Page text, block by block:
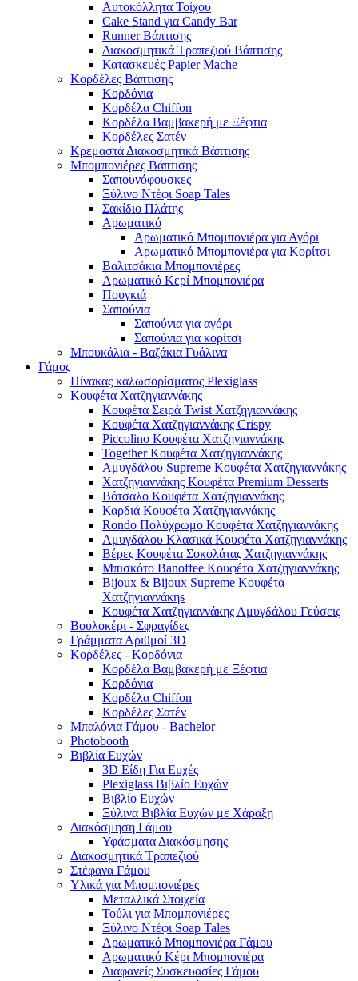
Αυτοκόλλητα Τοίχου
Cake Stand για Candy Bar
Runner Βάπτισης
Διακοσμητικά Τραπεζιού Βάπτισης
Κατασκευές Papier Mache
Κορδέλες Βάπτισης
Κορδόνια
Κορδέλα Chiffon
Κορδέλα Βαμβακερή με Ξέφτια
Κορδέλες Σατέν
Κρεμαστά Διακοσμητικά Βάπτισης
Μπομπονιέρες Βάπτισης
Σαπουνόφουσκες
Ξύλινο Ντέφι Soap Tales
Σακίδιο Πλάτης
Αρωματικό
Αρωματικό Μπομπονιέρα για Αγόρι
Αρωματικό Μπομπονιέρα για Κορίτσι
Βαλιτσάκια Μπομπονιέρες
Αρωματικό Κερί Μπομπονιέρα
Πουγκιά
Σαπούνια
Σαπούνια για αγόρι
Σαπούνια για κορίτσι
Μπουκάλια - Βαζάκια Γυάλινα
Γάμος
Πίνακας καλωσορίσματος Plexiglass
Κουφέτα Χατζηγιαννάκης
Κουφέτα Σειρά Twist Χατζηγιαννάκης
Κουφέτα Χατζηγιαννάκης Crispy
Piccolino Κουφέτα Χατζηγιαννάκης
Together Κουφέτα Χατζηγιαννάκης
Αμυγδάλου Supreme Κουφέτα Χατζηγιαννάκης
Χατζηγιαννάκης Κουφέτα Premium Desserts
Βότσαλο Κουφέτα Χατζηγιαννάκης
Καρδιά Κουφέτα Χατζηγιαννάκης
Rondo Πολύχρωμο Κουφέτα Χατζηγιαννάκης
Αμυγδάλου Κλασικά Κουφέτα Χατζηγιαννάκης
Βέρες Κουφέτα Σοκολάτας Χατζηγιαννάκης
Μπισκότο Banoffee Κουφέτα Χατζηγιαννάκης
Bijoux & Bijoux Supreme Κουφέτα
Χατζηγιαννάκηs
Κουφέτα Χατζηγιαννάκης Αμυγδάλου Γεύσεις
Βουλοκέρι - Σφραγίδες
Γράμματα Αριθμοί 3D
Κορδέλες - Κορδόνια
Κορδέλα Βαμβακερή με Ξέφτια
Κορδόνια
Κορδέλα Chiffon
Κορδέλες Σατέν
Μπαλόνια Γάμου - Bachelor
Photobooth
Βιβλία Ευχών
3D Είδη Για Ευχές
Plexiglass Βιβλίο Ευχών
Βιβλίο Ευχών
Ξύλινα Βιβλία Ευχών με Χάραξη
Διακόσμηση Γάμου
Υφάσματα Διακόσμησης
Διακοσμητικά Τραπεζιού
Στέφανα Γάμου
Υλικά για Μπομπονιέρες
Μεταλλικά Στοιχεία
Τούλι για Μπομπονιέρες
Ξύλινο Ντέφι Soap Tales
Αρωματικό Μπομπονιέρα Γάμου
Αρωματικό Κέρι Μπομπονιέρα
Διαφανείς Συσκευασίες Γάμου